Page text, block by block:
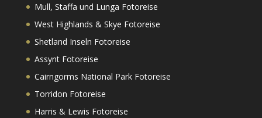
Mull, Staffa und Lunga Fotoreise
West Highlands & Skye Fotoreise
Shetland Inseln Fotoreise
Assynt Fotoreise
Cairngorms National Park Fotoreise
Torridon Fotoreise
Harris & Lewis Fotoreise